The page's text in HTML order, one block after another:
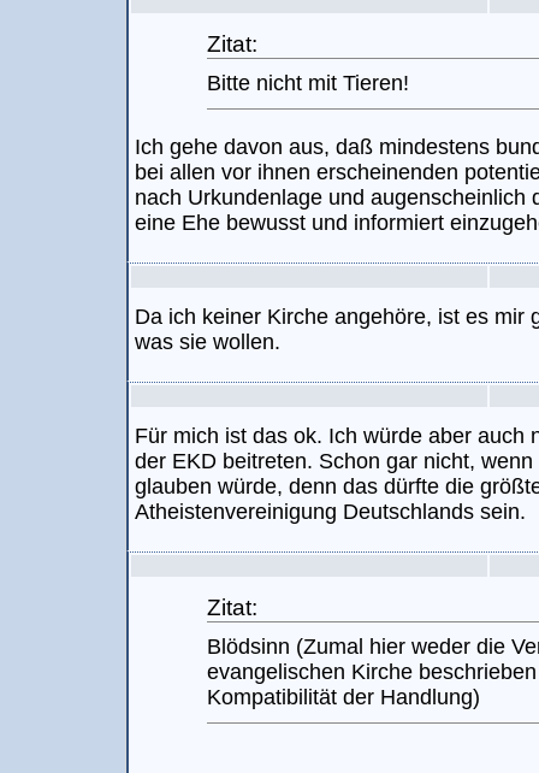
Zitat:
Bitte nicht mit Tieren!
Ich gehe davon aus, daß mindestens
bei allen vor ihnen erscheinenden
nach Urkundenlage und augenscheinlich
eine Ehe bewusst und informiert
Da ich keiner Kirche angehöre, ist es mir
was sie wollen.
Für mich ist das ok. Ich würde aber auch
der EKD beitreten. Schon gar nicht,
glauben würde, denn das dürfte die
Atheistenvereinigung Deutschlands sein.
Zitat:
Blödsinn (Zumal hier weder die
evangelischen Kirche
Kompatibilität der Handlung)